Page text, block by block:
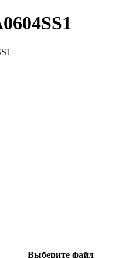
Выберите файл